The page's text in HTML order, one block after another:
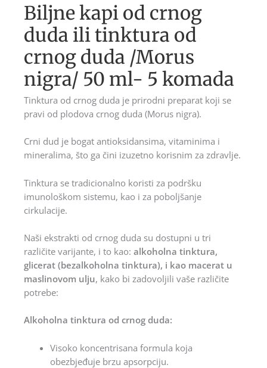
Biljne kapi od crnog
duda ili tinktura od
crnog duda /Morus
nigra/ 50 ml- 5 komada
Tinktura od crnog duda je prirodni preparat koji se
pravi od plodova crnog duda (Morus nigra).
Crni dud je bogat antioksidansima, vitaminima i
mineralima, što ga čini izuzetno korisnim za zdravlje.
Tinktura se tradicionalno koristi za podršku
imunološkom sistemu, kao i za poboljšanje
cirkulacije.
Naši ekstrakti od crnog duda su dostupni u tri
različite varijante, i to kao: alkoholna tinktura,
glicerat (bezalkoholna tinktura), i kao macerat u
maslinovom ulju, kako bi zadovoljili vaše različite
potrebe:
Alkoholna tinktura od crnog duda:
Visoko koncentrisana formula koja
obezbjeđuje brzu apsorpciju.